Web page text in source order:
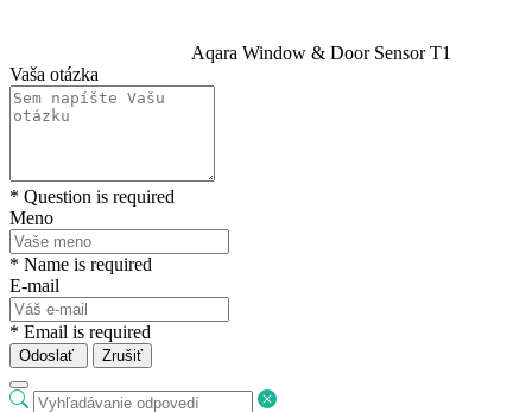
Aqara Window & Door Sensor T1
Vaša otázka
* Question is required
Meno
* Name is required
E-mail
* Email is required
Odoslať Zrušiť